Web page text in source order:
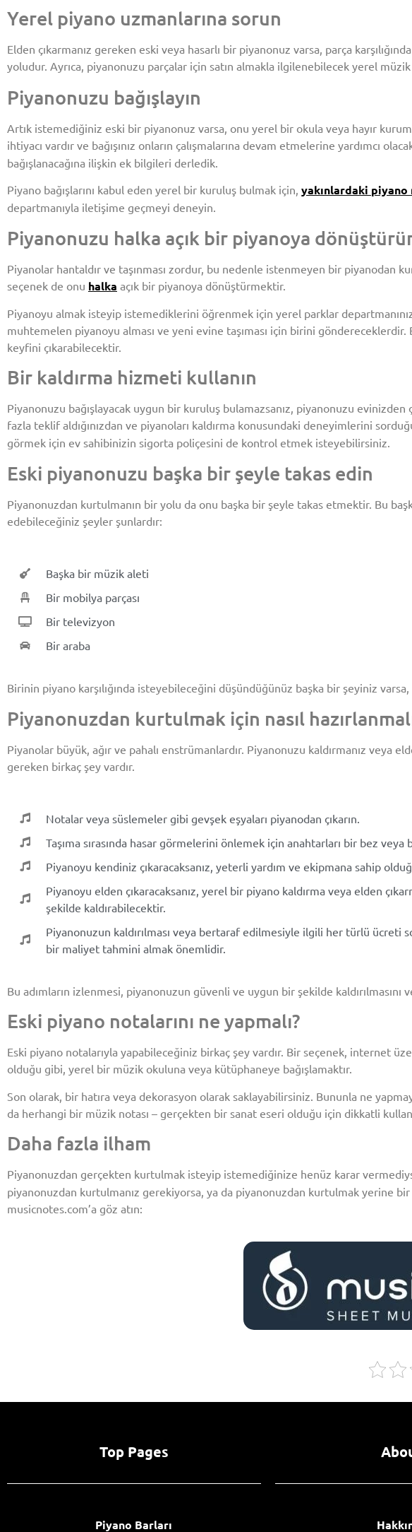
Yerel piyano uzmanlarına sorun
Elden çıkarmanız gereken eski veya hasarlı bir piyanonuz varsa, parça
yoludur. Ayrıca, piyanonuzu parçalar için satın almakla ilgilenebilecek yerel müzik
Piyanonuzu bağışlayın
Artık istemediğiniz eski bir piyanonuz varsa, onu yerel bir okula veya hayır
ihtiyacı vardır ve bağışınız onların çalışmalarına devam etmelerine yardımcı
bağışlanacağına ilişkin ek bilgileri derledik.
Piyano bağışlarını kabul eden yerel bir kuruluş bulmak için, yakınlardaki piyano
departmanıyla iletişime geçmeyi deneyin.
Piyanonuzu halka açık bir piyanoya
Piyanolar hantaldır ve taşınması zordur, bu nedenle istenmeyen bir piyanodan
seçenek de onu halka açık bir piyanoya dönüştürmektir.
Piyanoyu almak isteyip istemediklerini öğrenmek için yerel parklar
muhtemelen piyanoyu alması ve yeni evine taşıması için birini
keyfini çıkarabilecektir.
Bir kaldırma hizmeti kullanın
Piyanonuzu bağışlayacak uygun bir kuruluş bulamazsanız, piyanonuzu
fazla teklif aldığınızdan ve piyanoları kaldırma konusundaki deneyimlerini
görmek için ev sahibinizin sigorta poliçesini de kontrol etmek isteyebilirsiniz.
Eski piyanonuzu başka bir şeyle takas edin
Piyanonuzdan kurtulmanın bir yolu da onu başka bir şeyle takas etmektir. Bu
edebileceğiniz şeyler şunlardır:
Başka bir müzik aleti
Bir mobilya parçası
Bir televizyon
Bir araba
Birinin piyano karşılığında isteyebileceğini düşündüğünüz başka bir şeyiniz
Piyanonuzdan kurtulmak için nasıl
Piyanolar büyük, ağır ve pahalı enstrümanlardır. Piyanonuzu kaldırmanız veya
gereken birkaç şey vardır.
Notalar veya süslemeler gibi gevşek eşyaları piyanodan çıkarın.
Taşıma sırasında hasar görmelerini önlemek için anahtarları bir bez veya
Piyanoyu kendiniz çıkaracaksanız, yeterli yardım ve ekipmana sahip
Piyanoyu elden çıkaracaksanız, yerel bir piyano kaldırma veya elden
şekilde kaldırabilecektir.
Piyanonuzun kaldırılması veya bertaraf edilmesiyle ilgili her türlü
bir maliyet tahmini almak önemlidir.
Bu adımların izlenmesi, piyanonuzun güvenli ve uygun bir şekilde kaldırılmasını
Eski piyano notalarını ne yapmalı?
Eski piyano notalarıyla yapabileceğiniz birkaç şey vardır. Bir seçenek, internet
olduğu gibi, yerel bir müzik okuluna veya kütüphaneye bağışlamaktır.
Son olarak, bir hatıra veya dekorasyon olarak saklayabilirsiniz. Bununla ne
da herhangi bir müzik notası – gerçekten bir sanat eseri olduğu için dikkatli
Daha fazla ilham
Piyanonuzdan gerçekten kurtulmak isteyip istemediğinize henüz karar
piyanonuzdan kurtulmanız gerekiyorsa, ya da piyanonuzdan kurtulmak yerine
musicnotes.com’a göz atın:
Top Pages
Piyano Barları